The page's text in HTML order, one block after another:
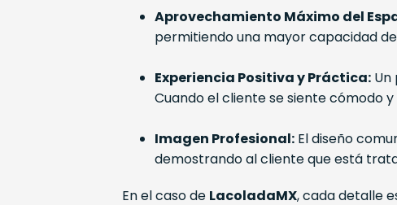
Aprovechamiento Máximo del
permitiendo una mayor capacidad
Experiencia Positiva y Práctica: Un
Cuando el cliente se siente cómodo
Imagen Profesional: El diseño
demostrando al cliente que está
En el caso de LacoladaMX, cada detalle